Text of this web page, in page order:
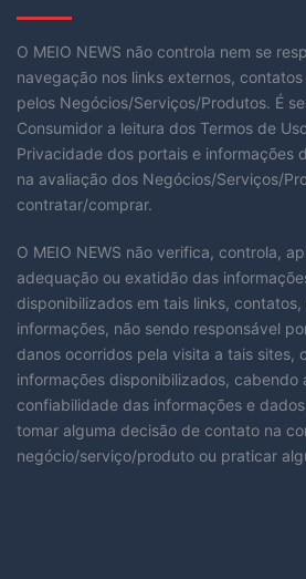
O MEIO NEWS não controla nem se
navegação nos links externos,
pelos Negócios/Serviços/Produtos. É
Consumidor a leitura dos Termos de
Privacidade dos portais e informações
na avaliação dos Negócios/Serviços/
contratar/comprar.
O MEIO NEWS não verifica, controla,
adequação ou exatidão das
disponibilizados em tais links,
informações, não sendo responsável
danos ocorridos pela visita a tais sites,
informações disponibilizados, cabendo
confiabilidade das informações e
tomar alguma decisão de contato na
negócio/serviço/produto ou praticar